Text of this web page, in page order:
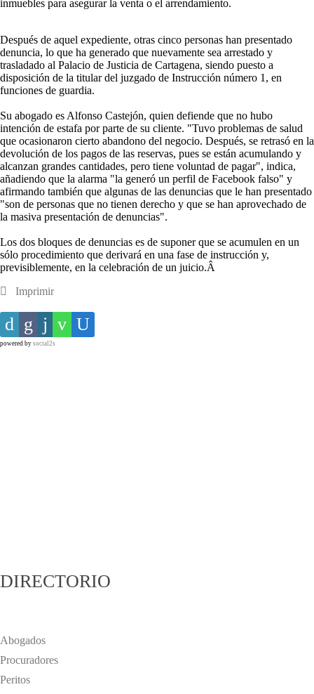
inmuebles para asegurar la venta o el arrendamiento.
Después de aquel expediente, otras cinco personas han presentado
denuncia, lo que ha generado que nuevamente sea arrestado y
trasladado al Palacio de Justicia de Cartagena, siendo puesto a
disposición de la titular del juzgado de Instrucción número 1, en
funciones de guardia.
Su abogado es Alfonso Castejón, quien defiende que no hubo
intención de estafa por parte de su cliente. "Tuvo problemas de salud
que ocasionaron cierto abandono del negocio. Después, se retrasó en la
devolución de los pagos de las reservas, pues se están acumulando y
alcanzan grandes cantidades, pero tiene voluntad de pagar", indica,
añadiendo que la alarma "la generó un perfil de Facebook falso" y
afirmando también que algunas de las denuncias que le han presentado
"son de personas que no tienen derecho y que se han aprovechado de
la masiva presentación de denuncias".
Los dos bloques de denuncias es de suponer que se acumulen en un
sólo procedimiento que derivará en una fase de instrucción y,
previsiblemente, en la celebración de un juicio.Â
Imprimir
powered by social2s
DIRECTORIO
Abogados
Procuradores
Peritos